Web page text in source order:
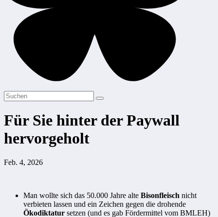
Für Sie hinter der Paywall
hervorgeholt
Feb. 4, 2026
Man wollte sich das 50.000 Jahre alte Bisonfleisch nicht
verbieten lassen und ein Zeichen gegen die drohende
Ökodiktatur setzen (und es gab Fördermittel vom BMLEH)